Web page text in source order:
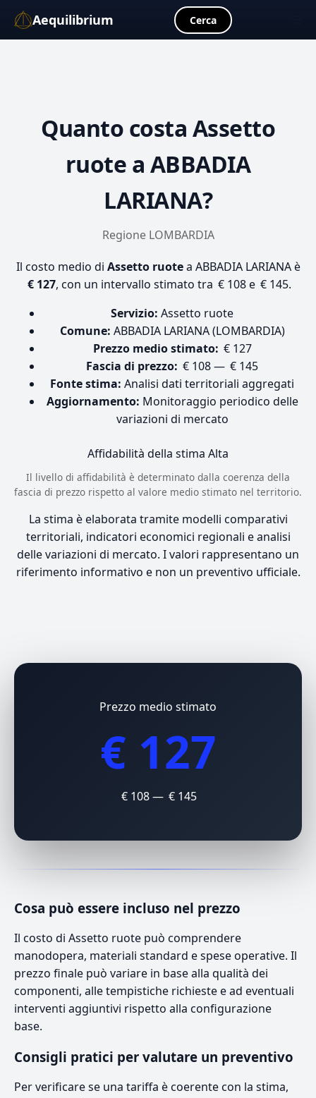
Aequilibrium Cerca
Quanto costa Assetto
ruote a ABBADIA
LARIANA?
Regione LOMBARDIA
Il costo medio di Assetto ruotea ABBADIA LARIANA è
€ 127, con un intervallo stimato tra € 108 e € 145.
Servizio: Assetto ruote
Comune: ABBADIA LARIANA (LOMBARDIA)
Prezzo medio stimato: € 127
Fascia di prezzo: € 108 — € 145
Fonte stima: Analisi dati territoriali aggregati
Aggiornamento: Monitoraggio periodico delle
variazioni di mercato
Affidabilità della stima Alta
Il livello di affidabilità è determinato dalla coerenza della
fascia di prezzo rispetto al valore medio stimato nel territorio.
La stima è elaborata tramite modelli comparativi
territoriali, indicatori economici regionali e analisi
delle variazioni di mercato. I valori rappresentano un
riferimento informativo e non un preventivo ufficiale.
Prezzo medio stimato
€ 127
€ 108 — € 145
Cosa può essere incluso nel prezzo
Il costo di Assetto ruote può comprendere
manodopera, materiali standard e spese operative. Il
prezzo finale può variare in base alla qualità dei
componenti, alle tempistiche richieste e ad eventuali
interventi aggiuntivi rispetto alla configurazione
base.
Consigli pratici per valutare un preventivo
Per verificare se una tariffa è coerente con la stima,